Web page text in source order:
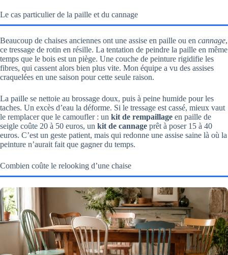
Le cas particulier de la paille et du cannage
Beaucoup de chaises anciennes ont une assise en paille ou en cannage,
ce tressage de rotin en résille. La tentation de peindre la paille en même
temps que le bois est un piège. Une couche de peinture rigidifie les
fibres, qui cassent alors bien plus vite. Mon équipe a vu des assises
craquelées en une saison pour cette seule raison.
La paille se nettoie au brossage doux, puis à peine humide pour les
taches. Un excès d’eau la déforme. Si le tressage est cassé, mieux vaut
le remplacer que le camoufler : un kit de rempaillage en paille de
seigle coûte 20 à 50 euros, un kit de cannage prêt à poser 15 à 40
euros. C’est un geste patient, mais qui redonne une assise saine là où la
peinture n’aurait fait que gagner du temps.
Combien coûte le relooking d’une chaise